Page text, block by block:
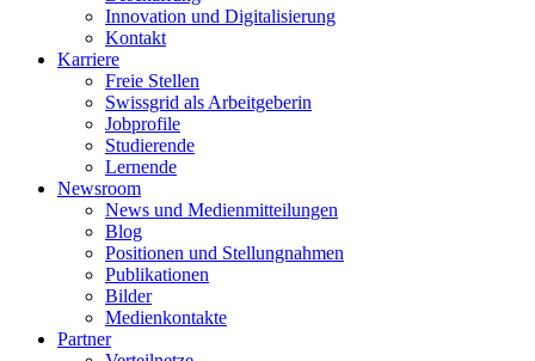
Innovation und Digitalisierung
Kontakt
Karriere
Freie Stellen
Swissgrid als Arbeitgeberin
Jobprofile
Studierende
Lernende
Newsroom
News und Medienmitteilungen
Blog
Positionen und Stellungnahmen
Publikationen
Bilder
Medienkontakte
Partner